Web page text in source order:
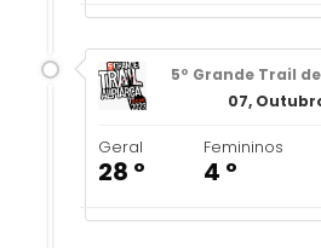
5º Grande Trail
07,
Geral
28 º
Femininos
4 º